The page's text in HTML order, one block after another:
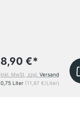
8,90 €*
inkl. MwSt, zzgl. Versand
0,75 Liter (11,87 €/Liter)